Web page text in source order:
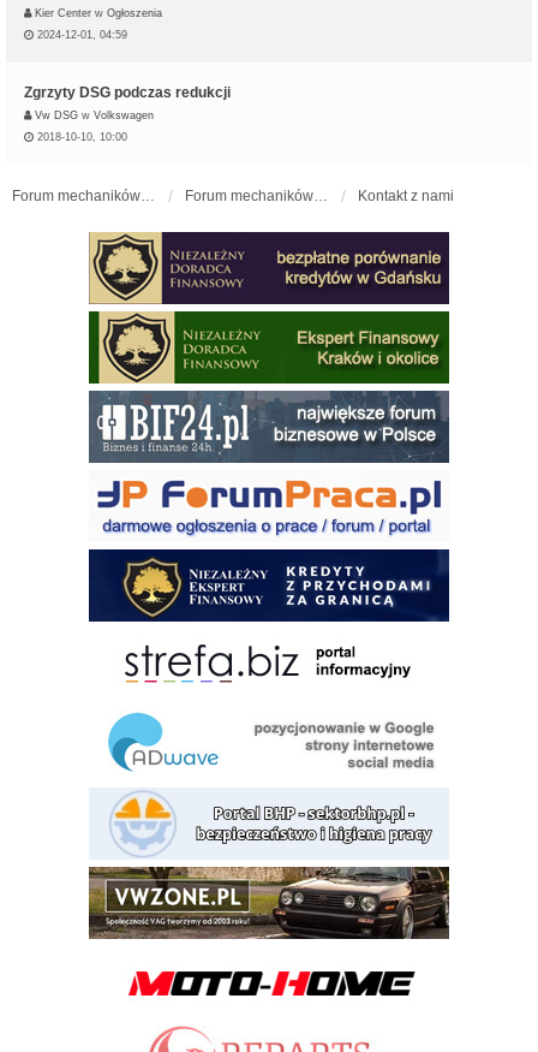
Kier Center w Ogłoszenia
2024-12-01, 04:59
Zgrzyty DSG podczas redukcji
Vw DSG w Volkswagen
2018-10-10, 10:00
Forum mechaników samochodowych - forum-mechaniczne.pl Forum mechaników samochodowych Kontakt z nami